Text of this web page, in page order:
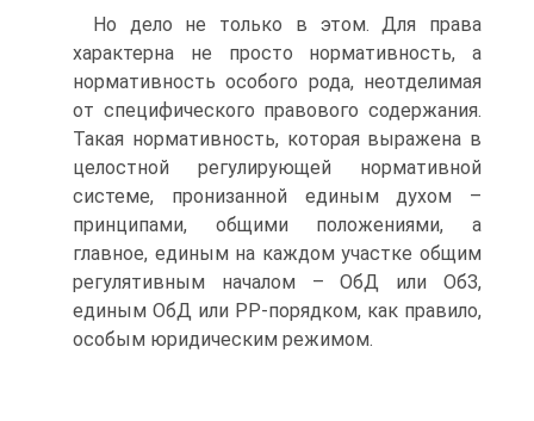
Но дело не только в этом. Для права
характерна не просто нормативность, а
нормативность особого рода, неотделимая
от специфического правового содержания.
Такая нормативность, которая выражена в
целостной регулирующей нормативной
системе, пронизанной единым духом –
принципами, общими положениями, а
главное, единым на каждом участке общим
регулятивным началом – ОбД или ОбЗ,
единым ОбД или РР-порядком, как правило,
особым юридическим режимом.